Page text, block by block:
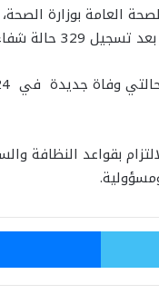
العامة بوزارة الصحة،
بقواعد النظافة
تويتر